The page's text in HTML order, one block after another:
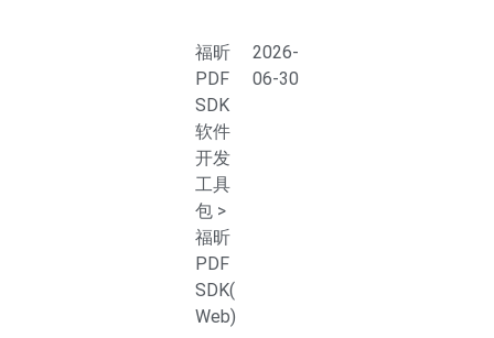
福昕
PDF
SDK
软件
开发
工具
包>
福昕
PDF
SDK(
Web)
2026-
06-30